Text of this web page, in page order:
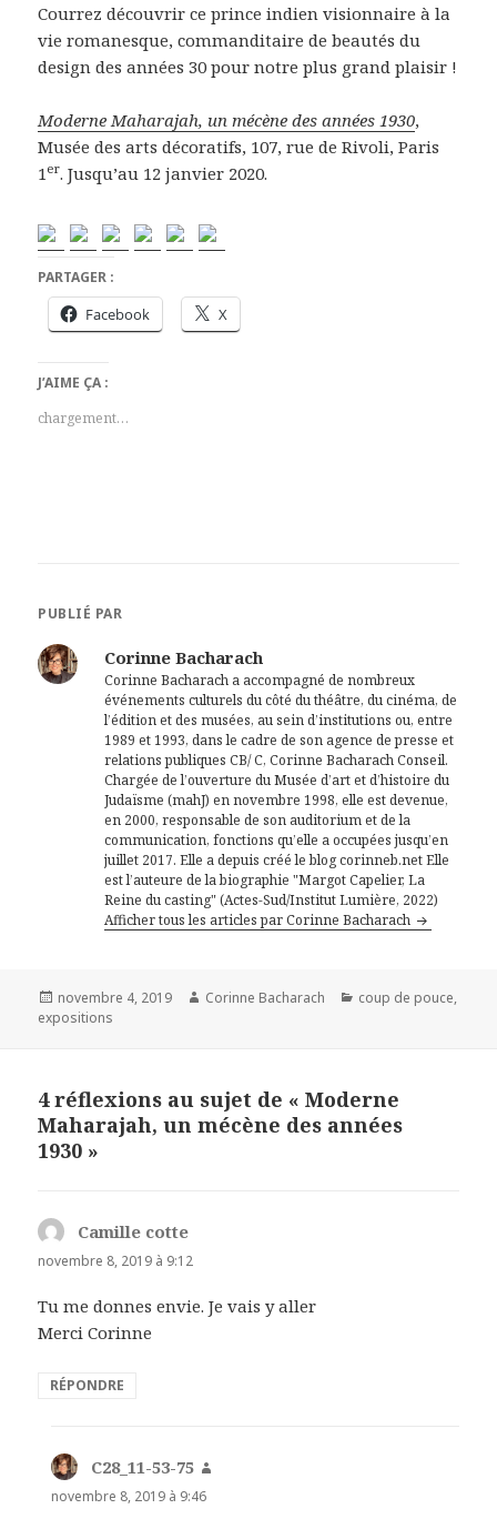
Courrez découvrir ce prince indien visionnaire à la
vie romanesque, commanditaire de beautés du
design des années 30 pour notre plus grand plaisir !
Moderne Maharajah, un mécène des années 1930,
Musée des arts décoratifs, 107, rue de Rivoli, Paris
1 er. Jusqu’au 12 janvier 2020.
PARTAGER :
Facebook X
J’AIME ÇA :
chargement…
PUBLIÉ PAR
Corinne Bacharach
Corinne Bacharach a accompagné de nombreux
événements culturels du côté du théâtre, du cinéma, de
l’édition et des musées, au sein d’institutions ou, entre
1989 et 1993, dans le cadre de son agence de presse et
relations publiques CB/ C, Corinne Bacharach Conseil.
Chargée de l’ouverture du Musée d’art et d’histoire du
Judaïsme (mahJ) en novembre 1998, elle est devenue,
en 2000, responsable de son auditorium et de la
communication, fonctions qu’elle a occupées jusqu’en
juillet 2017. Elle a depuis créé le blog corinneb.net Elle
est l’auteure de la biographie "Margot Capelier, La
Reine du casting" (Actes-Sud/Institut Lumière, 2022)
Afficher tous les articles par Corinne Bacharach
Publié
le
novembre 4, 2019 Auteur
Corinne Bacharach Catégories
coup de pouce,
expositions
4 réflexions au sujet de « Moderne
Maharajah, un mécène des années
1930 »
Camille cotte
novembre 8, 2019 à 9:12
Tu me donnes envie. Je vais y aller
Merci Corinne
RÉPONDRE
C28_11-53-75
novembre 8, 2019 à 9:46